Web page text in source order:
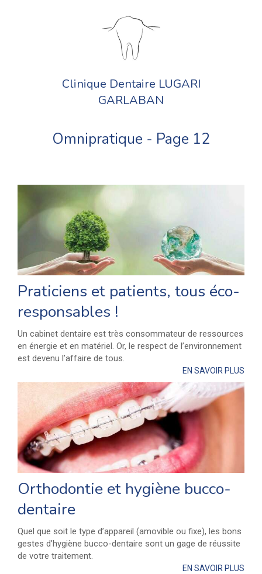
Clinique Dentaire LUGARI
GARLABAN
Omnipratique - Page 12
Praticiens et patients, tous éco-
responsables !
Un cabinet dentaire est très consommateur de ressources
en énergie et en matériel. Or, le respect de l’environnement
est devenu l’affaire de tous.
EN SAVOIR PLUS
Orthodontie et hygiène bucco-
dentaire
Quel que soit le type d’appareil (amovible ou fixe), les bons
gestes d’hygiène bucco-dentaire sont un gage de réussite
de votre traitement.
EN SAVOIR PLUS